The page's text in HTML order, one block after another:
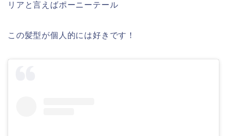
リアと言えばポーニーテール
この髪型が個人的には好きです！